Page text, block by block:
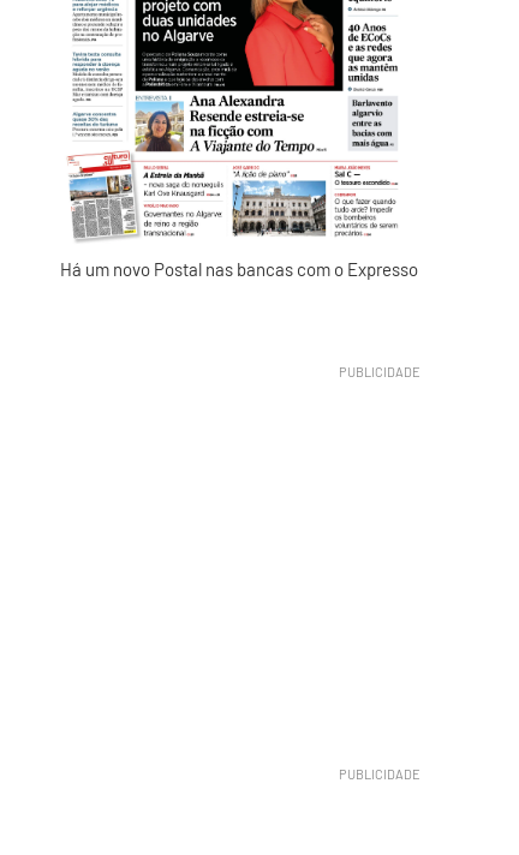
Há um novo Postal nas bancas com o Expresso